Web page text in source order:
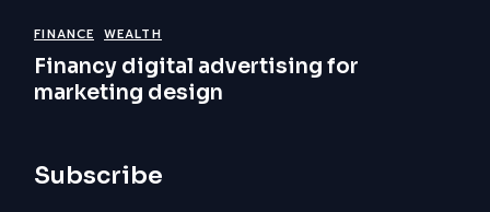
FINANCE WEALTH
Financy digital advertising for
marketing design
Subscribe